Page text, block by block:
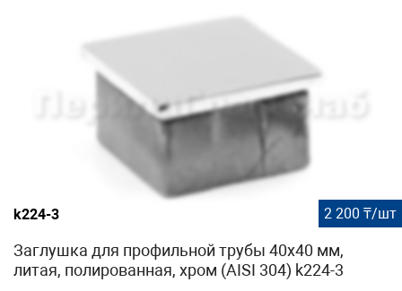
k224-3 2 200 ₸/шт
Заглушка для профильной трубы 40х40 мм,
литая, полированная, хром (AISI 304) k224-3